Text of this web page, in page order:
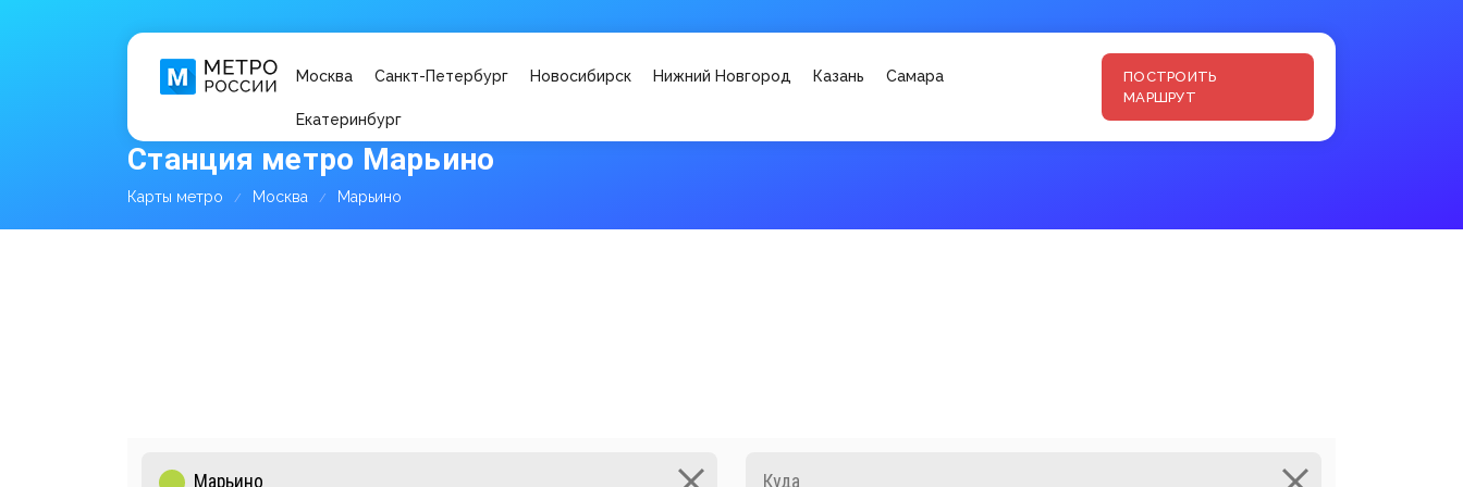
Москва Санкт-Петербург Новосибирск Нижний Новгород Казань Самара
Екатеринбург
ПОСТРОИТЬ
МАРШРУТ
Станция метро Марьино
Карты метро Москва Марьино